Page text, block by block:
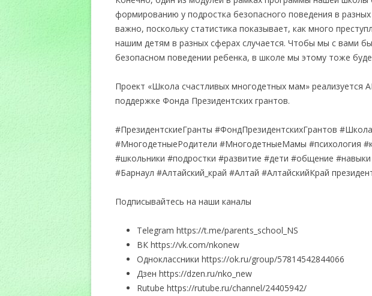
формированию у подростка безопасного поведения в
важно, поскольку статистика показывает, как много
нашим детям в разных сферах случается. Чтобы мы с вами
безопасном поведении ребенка, в школе мы этому тоже
Проект «Школа счастливых многодетных мам» реализуется
поддержке Фонда Президентских грантов.
#ПрезидентскиеГранты #ФондПрезидентскихГрантов
#МногодетныеРодители #МногодетныеМамы #психология
#школьники #подростки #развитие #дети #общение
#Барнаул #Алтайский_край #Алтай #АлтайскийКрай
Подписывайтесь на наши каналы
Telegram https://t.me/parents_school_NS
ВК https://vk.com/nkonew
Одноклассники https://ok.ru/group/57814542844066
Дзен https://dzen.ru/nko_new
Rutube https://rutube.ru/channel/24405942/